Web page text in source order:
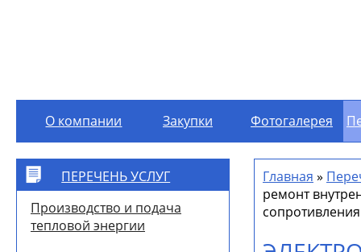
О компании Закупки Фотогалерея
ПЕРЕЧЕНЬ УСЛУГ
Производство и подача
тепловой энергии
Главная »
ремонт